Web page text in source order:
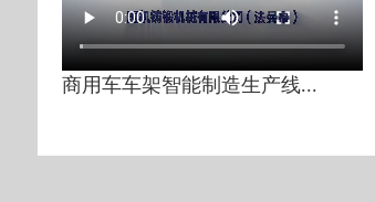
商用车车架智能制造生产线...